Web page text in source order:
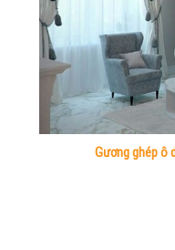
Gương ghép ô